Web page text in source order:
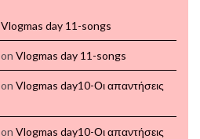
Vlogmas day 11-songs
on Vlogmas day 11-songs
on Vlogmas day10-Οι απαντήσεις
on Vlogmas day10-Οι απαντήσεις